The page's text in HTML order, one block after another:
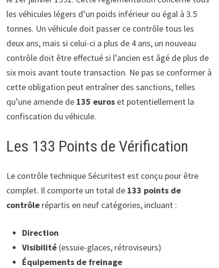
les véhicules légers d’un poids inférieur ou égal à 3.5
tonnes. Un véhicule doit passer ce contrôle tous les
deux ans, mais si celui-ci a plus de 4 ans, un nouveau
contrôle doit être effectué si l’ancien est âgé de plus de
six mois avant toute transaction. Ne pas se conformer à
cette obligation peut entraîner des sanctions, telles
qu’une amende de 135 euroset potentiellement la
confiscation du véhicule.
Les 133 Points de Vérification
Le contrôle technique Sécuritest est conçu pour être
complet. Il comporte un total de 133 points de
contrôlerépartis en neuf catégories, incluant :
Direction
Visibilité(essuie-glaces, rétroviseurs)
Équipements de freinage